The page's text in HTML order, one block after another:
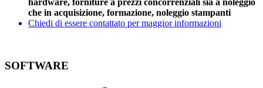
hardware, forniture a prezzi concorrenziali sia a noleggio
che in acquisizione, formazione, noleggio stampanti
Chiedi di essere contattato per maggior informazioni
SOFTWARE